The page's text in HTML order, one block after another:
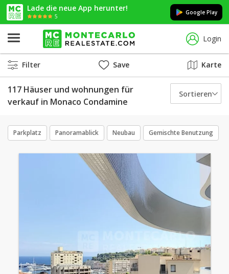
Lade die neue App herunter!
5
Google Play
Login
Filter Save Karte
117 Häuser und wohnungen für
verkauf in Monaco Condamine
Sortieren
Parkplatz Panoramablick Neubau Gemischte Benutzung